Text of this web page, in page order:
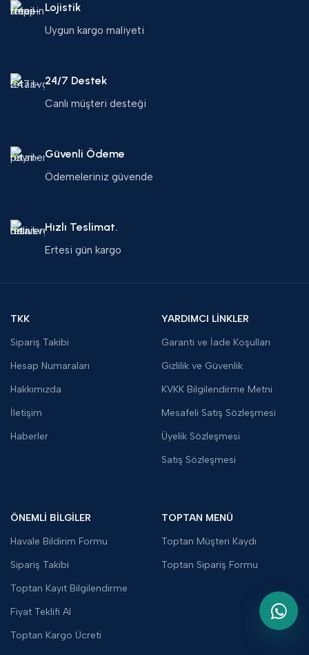
Lojistik
Uygun kargo maliyeti
24/7 Destek
Canlı müşteri desteği
Güvenli Ödeme
Ödemeleriniz güvende
Hızlı Teslimat.
Ertesi gün kargo
TKK
Sipariş Takibi
Hesap Numaraları
Hakkımızda
İletişim
Haberler
YARDIMCI LİNKLER
Garanti ve İade Koşulları
Gizlilik ve Güvenlik
KVKK Bilgilendirme Metni
Mesafeli Satış Sözleşmesi
Üyelik Sözleşmesi
Satış Sözleşmesi
ÖNEMLİ BİLGİLER
Havale Bildirim Formu
Sipariş Takibi
Toptan Kayıt Bilgilendirme
Fiyat Teklifi Al
Toptan Kargo Ücreti
TOPTAN MENÜ
Toptan Müşteri Kaydı
Toptan Sipariş Formu